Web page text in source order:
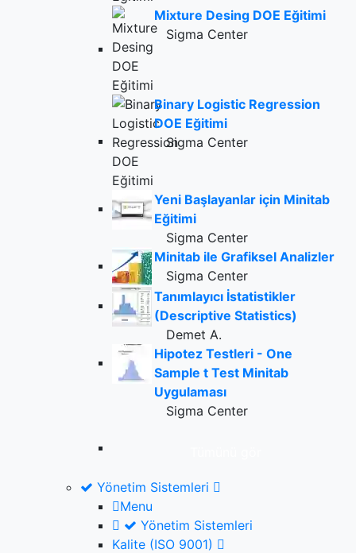
Mixture Desing DOE Eğitimi
Sigma Center
Binary Logistic Regression
DOE Eğitimi
Sigma Center
Yeni Başlayanlar için Minitab
Eğitimi
Sigma Center
Minitab ile Grafiksel Analizler
Sigma Center
Tanımlayıcı İstatistikler
(Descriptive Statistics)
Demet A.
Hipotez Testleri - One
Sample t Test Minitab
Uygulaması
Sigma Center
Yönetim Sistemleri
Menu
Yönetim Sistemleri
Kalite (ISO 9001)